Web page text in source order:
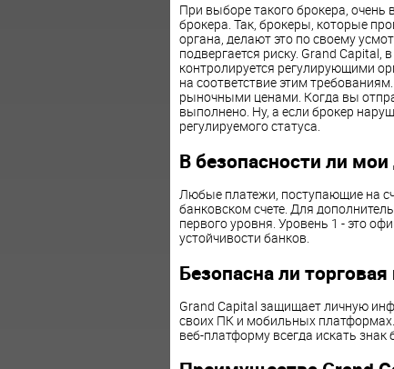
При выборе такого брокера,
брокера. Так, брокеры, которые
органа, делают это по своему
подвергается риску. Grand Capital,
контролируется регулирующими
на соответствие этим
рыночными ценами. Когда вы
выполнено. Ну, а если брокер
регулируемого статуса.
В безопасности ли
Любые платежи, поступающие на
банковском счете. Для
первого уровня. Уровень 1 - это
устойчивости банков.
Безопасна ли
Grand Capital защищает личную
своих ПК и мобильных
веб-платформу всегда искать знак